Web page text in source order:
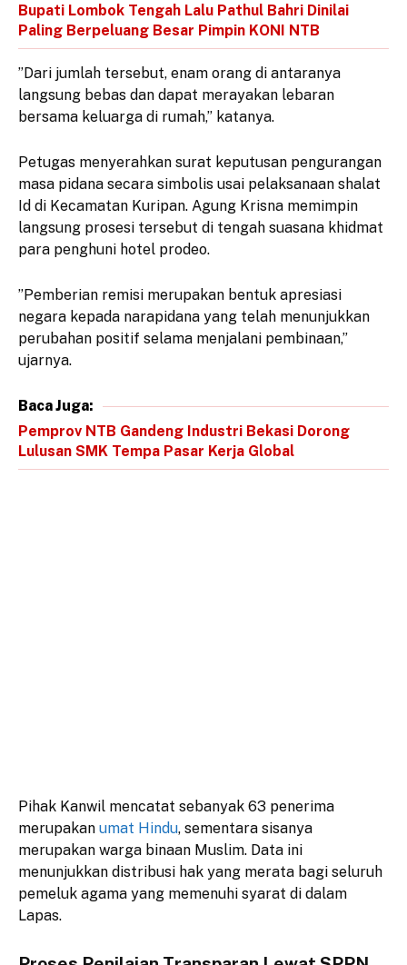
Bupati Lombok Tengah Lalu Pathul Bahri Dinilai
Paling Berpeluang Besar Pimpin KONI NTB
​”Dari jumlah tersebut, enam orang di antaranya
langsung bebas dan dapat merayakan lebaran
bersama keluarga di rumah,” katanya.
​Petugas menyerahkan surat keputusan pengurangan
masa pidana secara simbolis usai pelaksanaan shalat
Id di Kecamatan Kuripan. Agung Krisna memimpin
langsung prosesi tersebut di tengah suasana khidmat
para penghuni hotel prodeo.
​”Pemberian remisi merupakan bentuk apresiasi
negara kepada narapidana yang telah menunjukkan
perubahan positif selama menjalani pembinaan,”
ujarnya.
Baca Juga:
Pemprov NTB Gandeng Industri Bekasi Dorong
Lulusan SMK Tempa Pasar Kerja Global
​Pihak Kanwil mencatat sebanyak 63 penerima
merupakan umat Hindu, sementara sisanya
merupakan warga binaan Muslim. Data ini
menunjukkan distribusi hak yang merata bagi seluruh
pemeluk agama yang memenuhi syarat di dalam
Lapas.